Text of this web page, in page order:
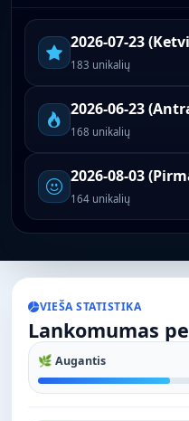
183 unikalių
2026-06-23
168 unikalių
164 unikalių
VIEŠA STATISTIKA
Lankomumas
🌿 Augantis